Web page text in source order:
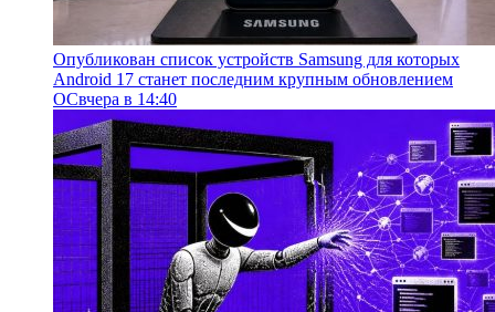
Опубликован список устройств Samsung для которых
Android 17 станет последним крупным обновлением
ОСвчера в 14:40